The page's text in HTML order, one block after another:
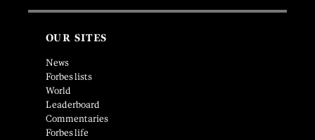
OUR SITES
News
Forbes lists
World
Leaderboard
Commentaries
Forbes life